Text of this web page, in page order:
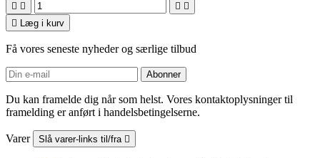
   
 Læg i kurv
Få vores seneste nyheder og særlige tilbud
Du kan framelde dig når som helst. Vores kontaktoplysninger til
framelding er anført i handelsbetingelserne.
Varer Slå varer-links til/fra 